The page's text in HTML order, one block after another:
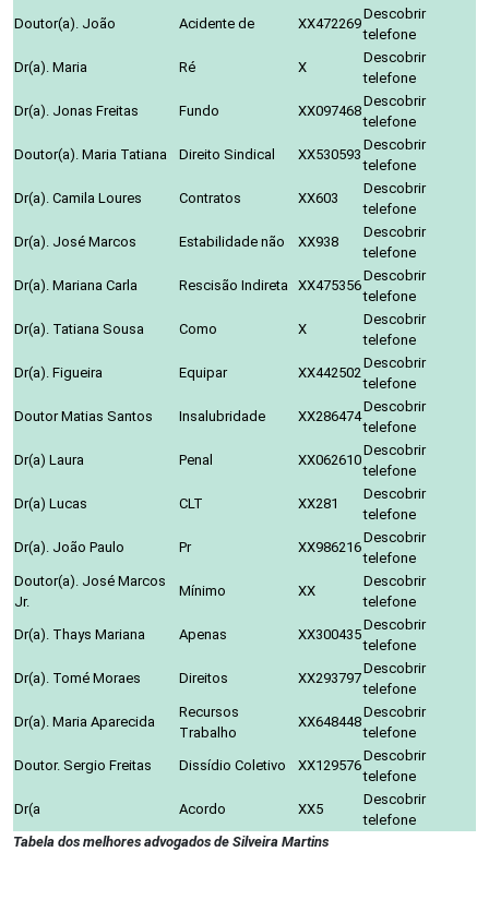
Doutor(a). João
Acidente de XX472269
Descobrir
telefone
Dr(a). Maria
Ré X
Descobrir
telefone
Dr(a). Jonas Freitas
Fundo XX097468
Descobrir
telefone
Doutor(a). Maria Tatiana
Direito Sindical XX530593
Descobrir
telefone
Dr(a). Camila Loures
Contratos XX603
Descobrir
telefone
Dr(a). José Marcos
Estabilidade não XX938
Descobrir
telefone
Dr(a). Mariana Carla
Rescisão Indireta XX475356
Descobrir
telefone
Dr(a). Tatiana Sousa
Como X
Descobrir
telefone
Dr(a). Figueira
Equipar XX442502
Descobrir
telefone
Doutor Matias Santos
Insalubridade XX286474
Descobrir
telefone
Dr(a) Laura
Penal XX062610
Descobrir
telefone
Dr(a) Lucas
CLT XX281
Descobrir
telefone
Dr(a). João Paulo
Pr XX986216
Descobrir
telefone
Doutor(a). José Marcos
Jr.
Mínimo XX
Descobrir
telefone
Dr(a). Thays Mariana
Apenas XX300435
Descobrir
telefone
Dr(a). Tomé Moraes
Direitos XX293797
Descobrir
telefone
Dr(a). Maria Aparecida
Recursos
Trabalho
XX648448
Descobrir
telefone
Doutor. Sergio Freitas
Dissídio Coletivo XX129576
Descobrir
telefone
Dr(a
Acordo XX5
Descobrir
telefone
Tabela dos melhores advogados de Silveira Martins